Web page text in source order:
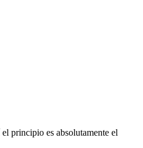
principio es absolutamente el